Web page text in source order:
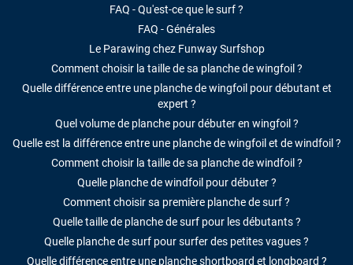
FAQ - Qu'est-ce que le surf ?
FAQ - Générales
Le Parawing chez Funway Surfshop
Comment choisir la taille de sa planche de wingfoil ?
Quelle différence entre une planche de wingfoil pour débutant et
expert ?
Quel volume de planche pour débuter en wingfoil ?
Quelle est la différence entre une planche de wingfoil et de windfoil ?
Comment choisir la taille de sa planche de windfoil ?
Quelle planche de windfoil pour débuter ?
Comment choisir sa première planche de surf ?
Quelle taille de planche de surf pour les débutants ?
Quelle planche de surf pour surfer des petites vagues ?
Quelle différence entre une planche shortboard et longboard ?